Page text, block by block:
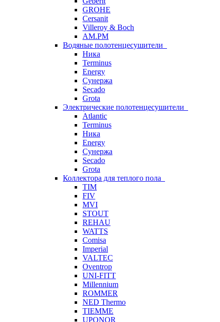
GROHE
Cersanit
Villeroy & Boch
AM.PM
Водяные полотенцесушители
Ника
Terminus
Energy
Сунержа
Secado
Grota
Электрические полотенцесушители
Atlantic
Terminus
Ника
Energy
Сунержа
Secado
Grota
Коллектора для теплого пола
TIM
FIV
MVI
STOUT
REHAU
WATTS
Comisa
Imperial
VALTEC
Oventrop
UNI-FITT
Millennium
ROMMER
NED Thermo
TIEMME
UPONOR